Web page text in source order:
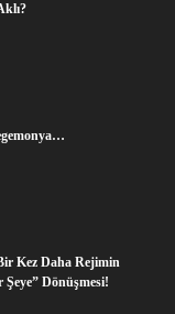
Kez Daha Rejimin
Dönüşmesi!